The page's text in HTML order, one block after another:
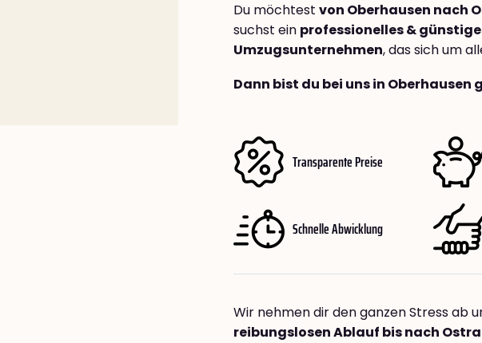
Du möchtest von Oberhausen nach
suchst ein professionelles &
Umzugsunternehmen, das sich um
Dann bist du bei uns in
Transparente Preise
Schnelle Abwicklung
Wir nehmen dir den ganzen Stress ab
reibungslosen Ablauf bis nach